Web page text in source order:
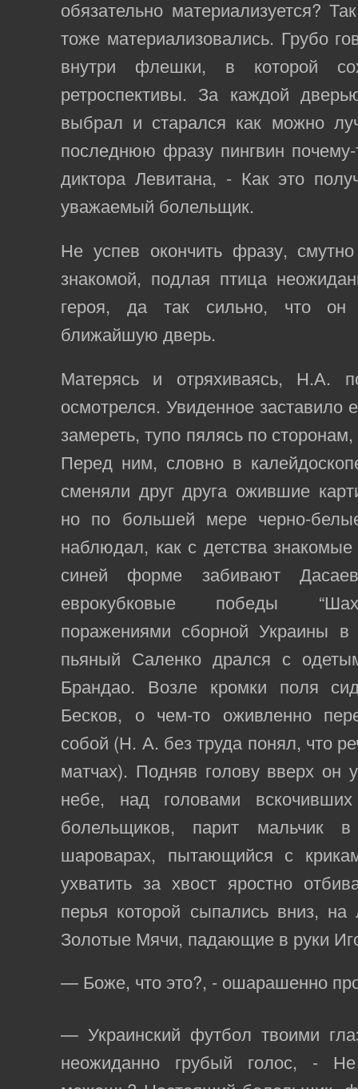
обязательно материализуется?
тоже материализовались. Грубо
внутри флешки, в которой
ретроспективы. За каждой
выбрал и старался как можно
последнюю фразу пингвин
диктора Левитана, - Как это
уважаемый болельщик.
Не успев окончить фразу,
знакомой, подлая птица
героя, да так сильно, что он
ближайшую дверь.
Матерясь и отряхиваясь, Н.А.
осмотрелся. Увиденное заставило
замереть, тупо пялясь по
Перед ним, словно в
сменяли друг друга ожившие
но по большей мере черно-
наблюдал, как с детства
синей форме забивают
еврокубковые победы
поражениями сборной Украины в
пьяный Саленко дрался с
Брандао. Возле кромки поля
Бесков, о чем-то оживленно
собой (Н. А. без труда понял, что
матчах). Подняв голову вверх он
небе, над головами
болельщиков, парит мальчик
шароварах, пытающийся с
ухватить за хвост яростно
перья которой сыпались вниз,
Золотые Мячи, падающие в руки
— Боже, что это?, - ошарашенно
— Украинский футбол твоими
неожиданно грубый голос, -